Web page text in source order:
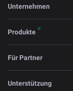
Unternehmen
Produkte
Für Partner
Unterstützung